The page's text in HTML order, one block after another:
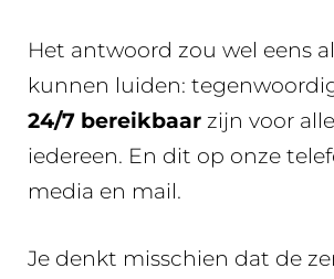
Het antwoord zou wel eens
kunnen luiden:
24/7 bereikbaar zijn voor
iedereen. En dit op onze
media en mail.
Je denkt misschien dat de